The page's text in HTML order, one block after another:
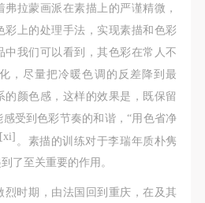
拉蒙画派在素描上的严谨精微，
彩上的处理手法，实现素描和色彩
中我们可以看到，其色彩在常人不
，尽量把冷暖色调的反差降到最
的颜色感，这样的效果是，既保留
受到色彩节奏的和谐，“用色省净
[xi] 。素描的训练对于李瑞年质朴隽
了至关重要的作用。
烈时期，由法国回到重庆，在及其
登录
术网会员账户登录